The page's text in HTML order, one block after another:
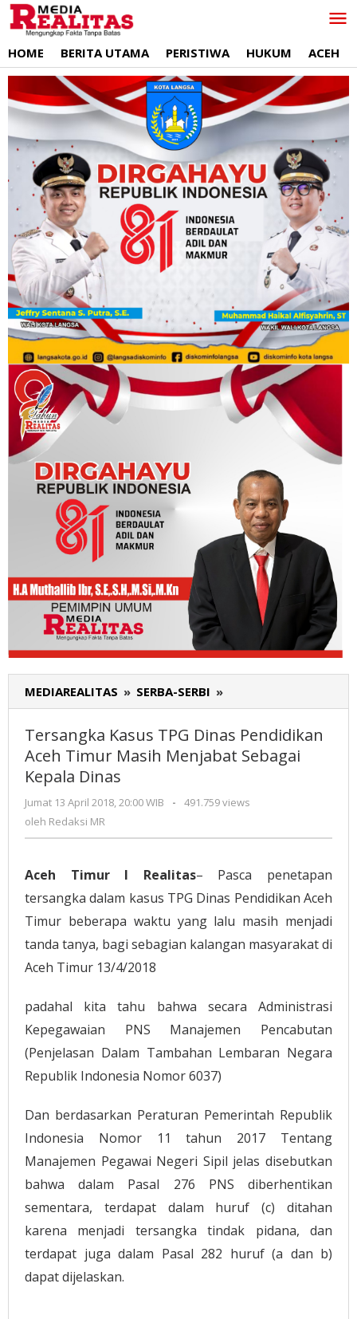
Lewati
ke
HOME BERITA UTAMA PERISTIWA HUKUM ACEH
MEDIAREALITAS » SERBA-SERBI »
Kasus
TPG
Dinas
Pendidikan
Timur
Dinas
Tersangka Kasus TPG Dinas Pendidikan
Aceh Timur Masih Menjabat Sebagai
Kepala Dinas
Jumat 13 April 2018, 20:00 WIB
oleh
-
491.759 views
oleh Redaksi MR
Aceh Timur I Realitas– Pasca penetapan
tersangka dalam kasus TPG Dinas Pendidikan Aceh
Timur beberapa waktu yang lalu masih menjadi
tanda tanya, bagi sebagian kalangan masyarakat di
Aceh Timur 13/4/2018
padahal kita tahu bahwa secara Administrasi
Kepegawaian PNS Manajemen Pencabutan
(Penjelasan Dalam Tambahan Lembaran Negara
Republik Indonesia Nomor 6037)
Dan berdasarkan Peraturan Pemerintah Republik
Indonesia Nomor 11 tahun 2017 Tentang
Manajemen Pegawai Negeri Sipil jelas disebutkan
bahwa dalam Pasal 276 PNS diberhentikan
sementara, terdapat dalam huruf (c) ditahan
karena menjadi tersangka tindak pidana, dan
terdapat juga dalam Pasal 282 huruf (a dan b)
dapat dijelaskan.